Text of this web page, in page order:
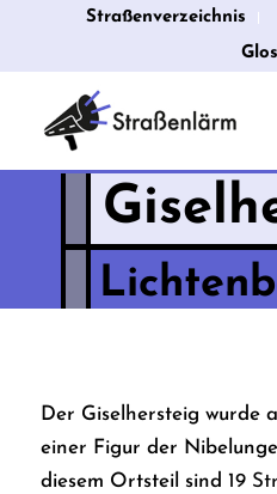
Straßenverzeichnis
Der Giselhersteig wurde
einer Figur der
diesem Ortsteil sind 19